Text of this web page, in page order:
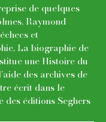
de quelques
Raymond
et
La biographie de
une Histoire du
des archives de
écrit dans le
des éditions Seghers